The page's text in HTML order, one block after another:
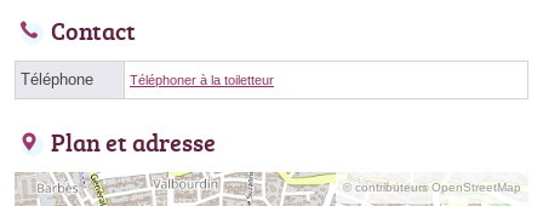
Contact
Téléphone Téléphoner à la toiletteur
Plan et adresse
© contributeurs OpenStreetMap